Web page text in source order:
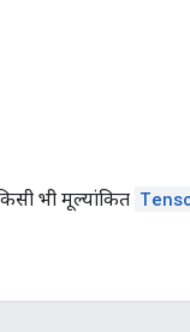
भी मूल्यांकित